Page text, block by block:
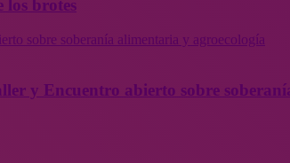
los brotes
sobre soberanía alimentaria y agroecología
y Encuentro abierto sobre